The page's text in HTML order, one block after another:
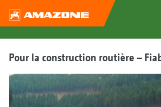
Pour la construction routière –